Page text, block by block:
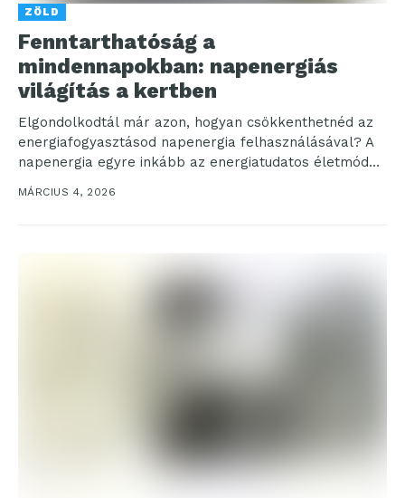
ZÖLD
Fenntarthatóság a
mindennapokban: napenergiás
világítás a kertben
Elgondolkodtál már azon, hogyan csökkenthetnéd az
energiafogyasztásod napenergia felhasználásával? A
napenergia egyre inkább az energiatudatos életmód
részévé válik, különösen, ha a kert megvilágításáról...
MÁRCIUS 4, 2026